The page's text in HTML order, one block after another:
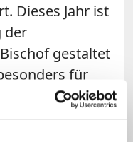
Dieses Jahr ist
der
gestaltet
für